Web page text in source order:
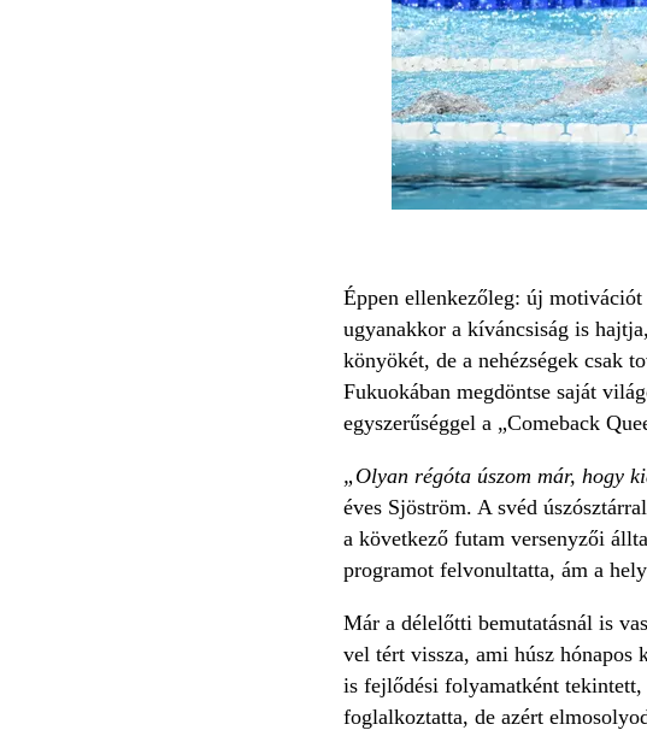
Éppen ellenkezőleg: új
ugyanakkor a kíváncsiság is
könyökét, de a nehézségek csak
Fukuokában megdöntse saját
egyszerűséggel a „Comeback
„Olyan régóta úszom már, hogy
éves Sjöström. A svéd
a következő futam versenyzői
programot felvonultatta, ám a
Már a délelőtti bemutatásnál is
vel tért vissza, ami húsz hónapos
is fejlődési folyamatként tekintett,
foglalkoztatta, de azért